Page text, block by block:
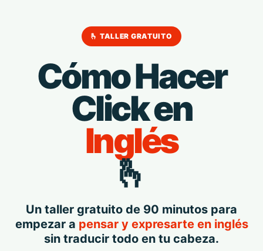
🫰 TALLER GRATUITO
Cómo Hacer
Click en
Inglés
🫰
Un taller gratuito de 90 minutos para
empezar a pensar y expresarte en inglés
sin traducir todo en tu cabeza.